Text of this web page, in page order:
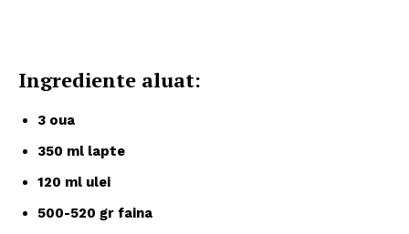
Ingrediente aluat:
3 oua
350 ml lapte
120 ml ulei
500-520 gr faina